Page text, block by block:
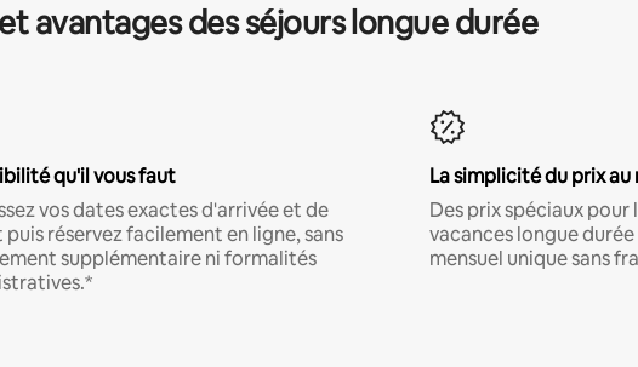
avantages des séjours longue durée
qu'il vous faut
vos dates exactes d'arrivée et de
réservez facilement en ligne, sans
supplémentaire ni formalités
La simplicité du prix au
Des prix spéciaux pour
vacances longue
mensuel unique sans